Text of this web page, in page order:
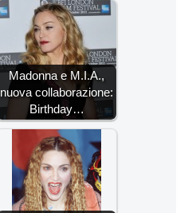
Madonna e M.I.A.,
nuova collaborazione:
Birthday…